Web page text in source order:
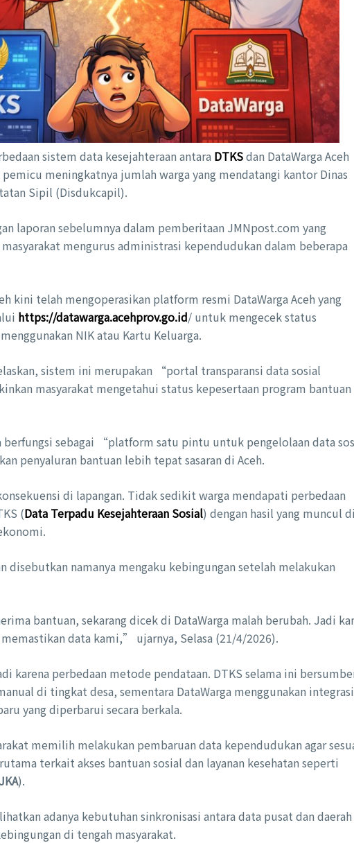
sistem data kesejahteraan antara DTKSdan DataWarga Aceh
meningkatnya jumlah warga yang mendatangi kantor Dinas
Sipil (Disdukcapil).
laporan sebelumnya dalam pemberitaan JMNpost.com yang
mengurus administrasi kependudukan dalam beberapa
kini telah mengoperasikan platform resmi DataWarga Aceh yang
https://datawarga.acehprov.go.id/ untuk mengecek status
NIK atau Kartu Keluarga.
sistem ini merupakan “portal transparansi data sosial
masyarakat mengetahui status kepesertaan program bantuan
berfungsi sebagai “platform satu pintu untuk pengelolaan data
penyaluran bantuan lebih tepat sasaran di Aceh.
di lapangan. Tidak sedikit warga mendapati perbedaan
(Data Terpadu Kesejahteraan Sosial) dengan hasil yang muncul di
disebutkan namanya mengaku kebingungan setelah melakukan
bantuan, sekarang dicek di DataWarga malah berubah. Jadi
data kami,” ujarnya, Selasa (21/4/2026).
karena perbedaan metode pendataan. DTKS selama ini
di tingkat desa, sementara DataWarga menggunakan integrasi
yang diperbarui secara berkala.
memilih melakukan pembaruan data kependudukan agar
terkait akses bantuan sosial dan layanan kesehatan seperti
JKA).
adanya kebutuhan sinkronisasi antara data pusat dan daerah
di tengah masyarakat.